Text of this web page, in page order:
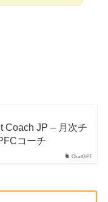
ChatGPT
Coach JP – 月次チ
コーチ